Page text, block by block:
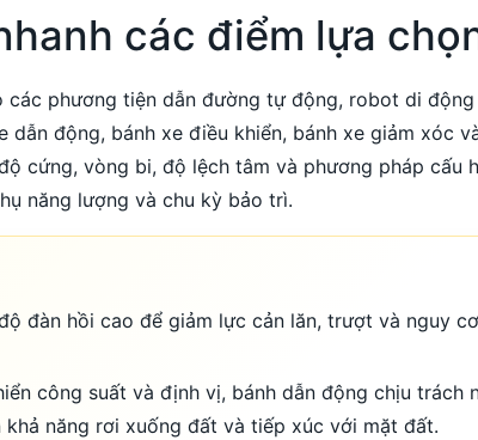
các điểm lựa
phương tiện dẫn đường tự động, robot di
động, bánh xe điều khiển, bánh xe giảm xóc
cứng, vòng bi, độ lệch tâm và phương pháp cấu
năng lượng và chu kỳ bảo trì.
đàn hồi cao để giảm lực cản lăn, trượt và nguy
công suất và định vị, bánh dẫn động chịu trách
năng rơi xuống đất và tiếp xúc với mặt đất.